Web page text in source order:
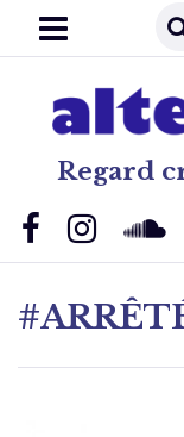
Regard